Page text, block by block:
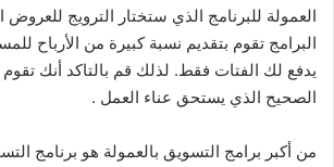
العمولة للبرنامج الذي ستختار الترويج
البرامج تقوم بتقديم نسبة كبيرة من الأرباح
يدفع لك الفتات فقط. لذلك قم بالتاكد أنك تقوم
الصحيح الذي يستحق عناء العمل .
من أكبر برامج التسويق بالعمولة هو برنامج